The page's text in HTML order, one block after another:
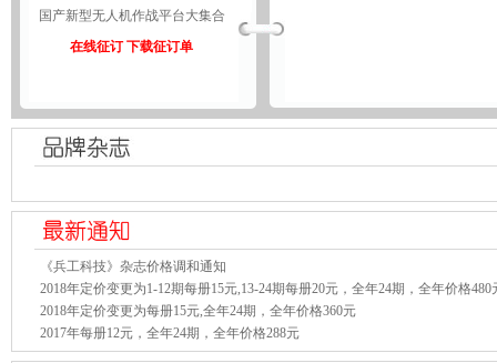
国产新型无人机作战平台大集合
在线征订 下载征订单
《兵工科技》杂志价格调和通知
2018年定价变更为1-12期每册15元,13-24期每册20元，全年24期，全年价格480
2018年定价变更为每册15元,全年24期，全年价格360元
2017年每册12元，全年24期，全年价格288元